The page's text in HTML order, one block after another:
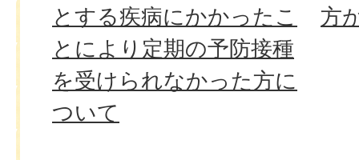
とする疾病にかかったこ
とにより定期の予防接種
を受けられなかった方に
ついて
方